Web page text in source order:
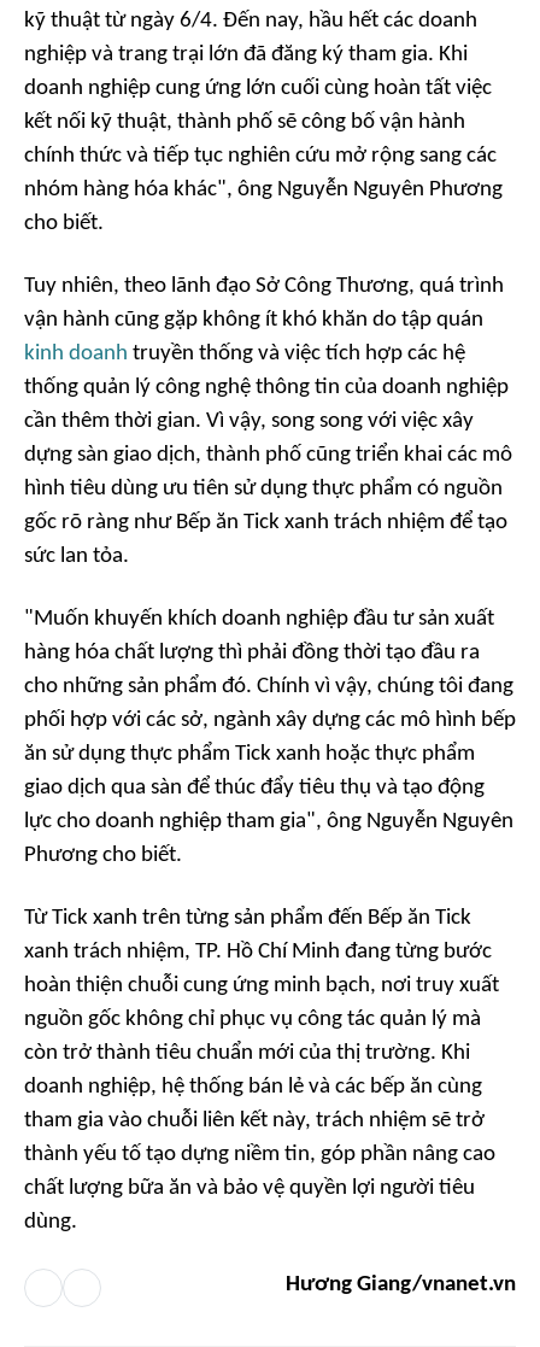
kỹ thuật từ ngày 6/4. Đến nay, hầu hết các doanh
nghiệp và trang trại lớn đã đăng ký tham gia. Khi
doanh nghiệp cung ứng lớn cuối cùng hoàn tất việc
kết nối kỹ thuật, thành phố sẽ công bố vận hành
chính thức và tiếp tục nghiên cứu mở rộng sang các
nhóm hàng hóa khác", ông Nguyễn Nguyên Phương
cho biết.
Tuy nhiên, theo lãnh đạo Sở Công Thương, quá trình
vận hành cũng gặp không ít khó khăn do tập quán
kinh doanh truyền thống và việc tích hợp các hệ
thống quản lý công nghệ thông tin của doanh nghiệp
cần thêm thời gian. Vì vậy, song song với việc xây
dựng sàn giao dịch, thành phố cũng triển khai các mô
hình tiêu dùng ưu tiên sử dụng thực phẩm có nguồn
gốc rõ ràng như Bếp ăn Tick xanh trách nhiệm để tạo
sức lan tỏa.
"Muốn khuyến khích doanh nghiệp đầu tư sản xuất
hàng hóa chất lượng thì phải đồng thời tạo đầu ra
cho những sản phẩm đó. Chính vì vậy, chúng tôi đang
phối hợp với các sở, ngành xây dựng các mô hình bếp
ăn sử dụng thực phẩm Tick xanh hoặc thực phẩm
giao dịch qua sàn để thúc đẩy tiêu thụ và tạo động
lực cho doanh nghiệp tham gia", ông Nguyễn Nguyên
Phương cho biết.
Từ Tick xanh trên từng sản phẩm đến Bếp ăn Tick
xanh trách nhiệm, TP. Hồ Chí Minh đang từng bước
hoàn thiện chuỗi cung ứng minh bạch, nơi truy xuất
nguồn gốc không chỉ phục vụ công tác quản lý mà
còn trở thành tiêu chuẩn mới của thị trường. Khi
doanh nghiệp, hệ thống bán lẻ và các bếp ăn cùng
tham gia vào chuỗi liên kết này, trách nhiệm sẽ trở
thành yếu tố tạo dựng niềm tin, góp phần nâng cao
chất lượng bữa ăn và bảo vệ quyền lợi người tiêu
dùng.
Hương Giang/vnanet.vn